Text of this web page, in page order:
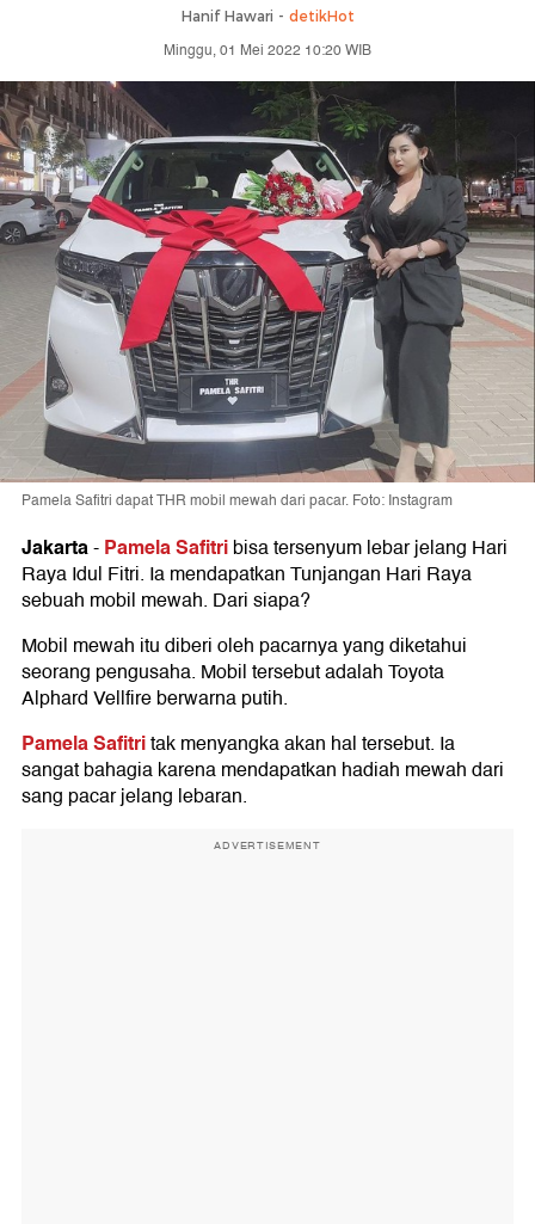
Hanif Hawari - detikHot
Minggu, 01 Mei 2022 10:20 WIB
Pamela Safitri dapat THR mobil mewah dari pacar. Foto: Instagram
Jakarta-Pamela Safitribisa tersenyum lebar jelang Hari
Raya Idul Fitri. Ia mendapatkan Tunjangan Hari Raya
sebuah mobil mewah. Dari siapa?
Mobil mewah itu diberi oleh pacarnya yang diketahui
seorang pengusaha. Mobil tersebut adalah Toyota
Alphard Vellfire berwarna putih.
Pamela Safitritak menyangka akan hal tersebut. Ia
sangat bahagia karena mendapatkan hadiah mewah dari
sang pacar jelang lebaran.
ADVERTISEMENT